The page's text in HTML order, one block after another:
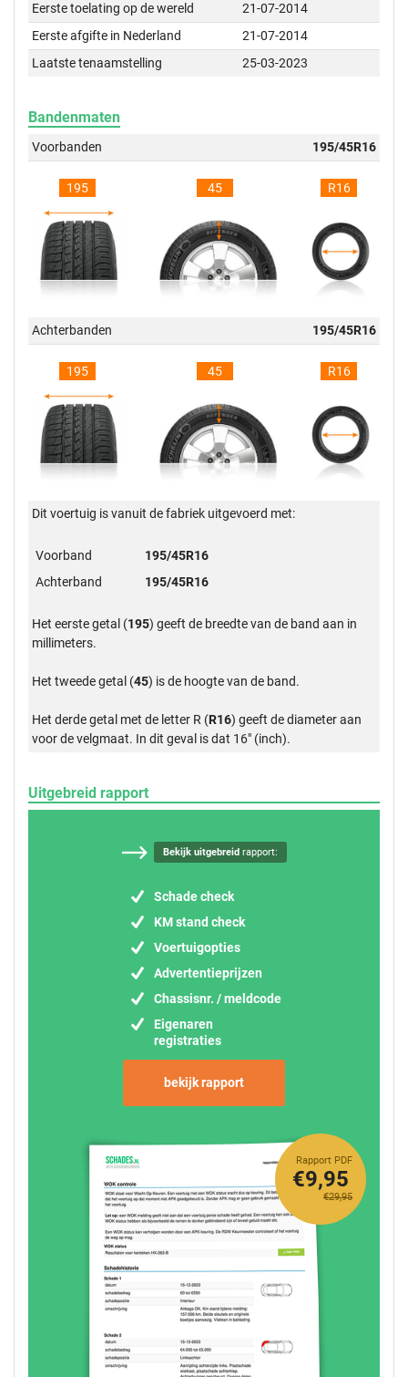
Eerste toelating op de wereld
21-07-2014
Eerste afgifte in Nederland
21-07-2014
Laatste tenaamstelling
25-03-2023
Bandenmaten
Voorbanden 195/45R16
195 45 R16
Achterbanden 195/45R16
195 45 R16
Dit voertuig is vanuit de fabriek uitgevoerd met:
Voorband
195/45R16
Achterband
195/45R16
Het eerste getal (195) geeft de breedte van de band aan in
millimeters.
Het tweede getal (45) is de hoogte van de band.
Het derde getal met de letter R (R16) geeft de diameter aan
voor de velgmaat. In dit geval is dat 16" (inch).
Uitgebreid rapport
Bekijk uitgebreid rapport:
Schade check
KM stand check
Voertuigopties
Advertentieprijzen
Chassisnr. / meldcode
Eigenaren
registraties
bekijk rapport
Rapport PDF
€29,95
€9,95